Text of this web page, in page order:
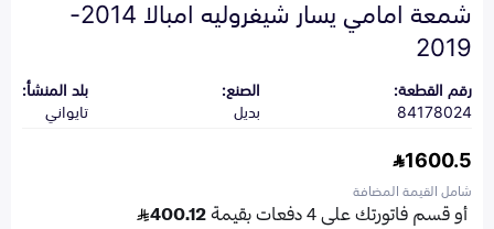
شمعة امامي يسار شيفروليه امبالا 2014-
2019
رقم القطعة:
84178024
الصنع:
بديل
بلد المنشأ:
تايواني
1600.5
شامل القيمة المضافة